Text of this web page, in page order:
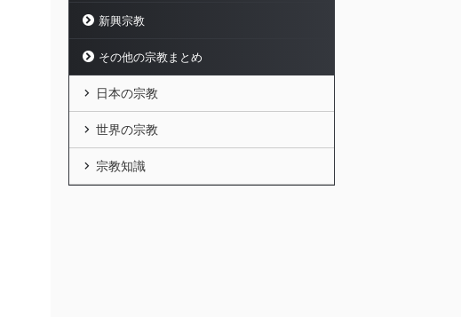
新興宗教
その他の宗教まとめ
日本の宗教
世界の宗教
宗教知識